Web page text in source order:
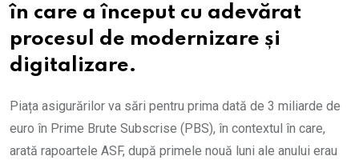
în care a început cu adevărat
procesul de modernizare și
digitalizare.
Piața asigurărilor va sări pentru prima dată de 3 miliarde de
euro în Prime Brute Subscrise (PBS), în contextul în care,
arată rapoartele ASF, după primele nouă luni ale anului erau